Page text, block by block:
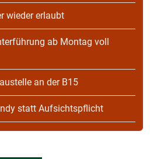
wieder erlaubt
ab Montag voll
an der B15
statt Aufsichtspflicht